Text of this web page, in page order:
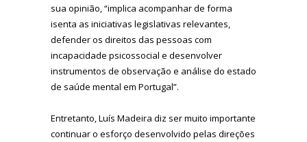
sua opinião, “implica acompanhar de forma
isenta as iniciativas legislativas relevantes,
defender os direitos das pessoas com
incapacidade psicossocial e desenvolver
instrumentos de observação e análise do estado
de saúde mental em Portugal”.
Entretanto, Luís Madeira diz ser muito importante
continuar o esforço desenvolvido pelas direções